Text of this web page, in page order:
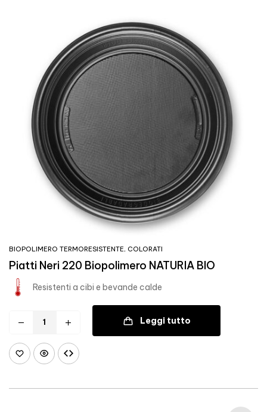
BIOPOLIMERO TERMORESISTENTE, COLORATI
Piatti Neri 220 Biopolimero NATURIA BIO
Resistenti a cibi e bevande calde
Leggi tutto